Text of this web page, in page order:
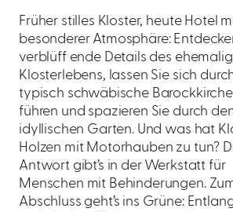
Früher stilles Kloster, heute Hotel
besonderer Atmosphäre:
verblüff ende Details des
Klosterlebens, lassen Sie sich
typisch schwäbische Barockkirche
führen und spazieren Sie durch
idyllischen Garten. Und was hat
Holzen mit Motorhauben zu tun?
Antwort gibt’s in der Werkstatt für
Menschen mit Behinderungen.
Abschluss geht’s ins Grüne: